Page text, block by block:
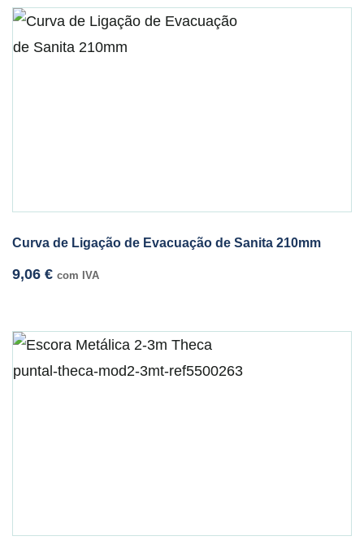
Curva de Ligação de Evacuação de Sanita 210mm
9,06 € com IVA